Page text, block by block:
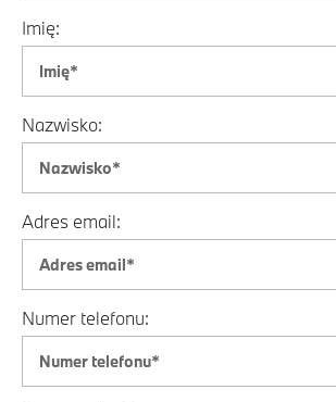
Imię:
Nazwisko:
Adres email:
Numer telefonu: